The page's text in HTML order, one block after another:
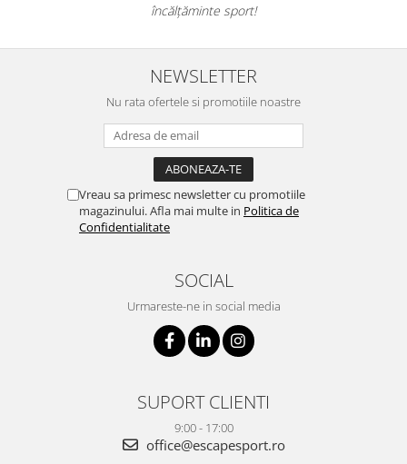
încălțăminte sport!
NEWSLETTER
Nu rata ofertele si promotiile noastre
Vreau sa primesc newsletter cu promotiile
magazinului. Afla mai multe in Politica de
Confidentialitate
SOCIAL
Urmareste-ne in social media
SUPORT CLIENTI
9:00 - 17:00
office@escapesport.ro